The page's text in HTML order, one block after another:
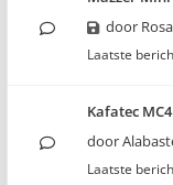
door
Laatste
Kafatec MC4
door
Laatste